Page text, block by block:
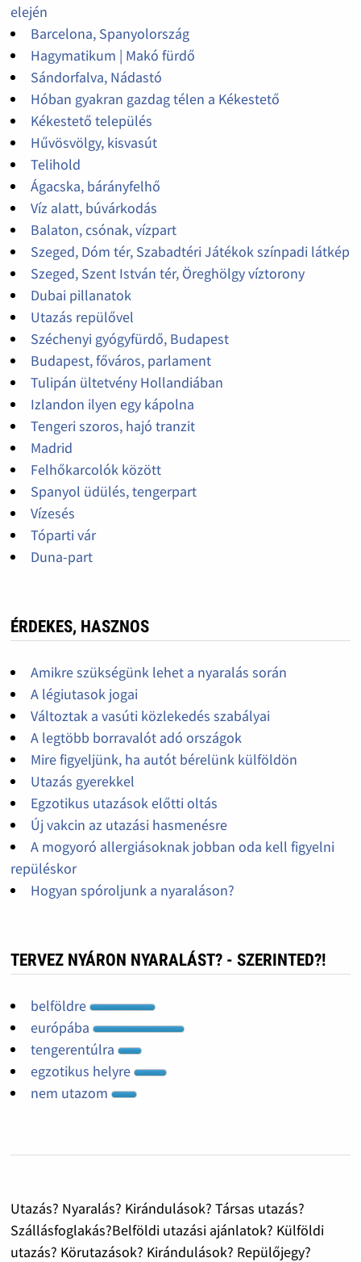
elején
Barcelona, Spanyolország
Hagymatikum | Makó fürdő
Sándorfalva, Nádastó
Hóban gyakran gazdag télen a Kékestető
Kékestető település
Hűvösvölgy, kisvasút
Telihold
Ágacska, bárányfelhő
Víz alatt, búvárkodás
Balaton, csónak, vízpart
Szeged, Dóm tér, Szabadtéri Játékok színpadi látkép
Szeged, Szent István tér, Öreghölgy víztorony
Dubai pillanatok
Utazás repülővel
Széchenyi gyógyfürdő, Budapest
Budapest, főváros, parlament
Tulipán ültetvény Hollandiában
Izlandon ilyen egy kápolna
Tengeri szoros, hajó tranzit
Madrid
Felhőkarcolók között
Spanyol üdülés, tengerpart
Vízesés
Tóparti vár
Duna-part
ÉRDEKES, HASZNOS
Amikre szükségünk lehet a nyaralás során
A légiutasok jogai
Változtak a vasúti közlekedés szabályai
A legtöbb borravalót adó országok
Mire figyeljünk, ha autót bérelünk külföldön
Utazás gyerekkel
Egzotikus utazások előtti oltás
Új vakcin az utazási hasmenésre
A mogyoró allergiásoknak jobban oda kell figyelni
repüléskor
Hogyan spóroljunk a nyaraláson?
TERVEZ NYÁRON NYARALÁST? - SZERINTED?!
belföldre
európába
tengerentúlra
egzotikus helyre
nem utazom
Utazás? Nyaralás? Kirándulások? Társas utazás?
Szállásfoglakás?Belföldi utazási ajánlatok? Külföldi
utazás? Körutazások? Kirándulások? Repülőjegy?